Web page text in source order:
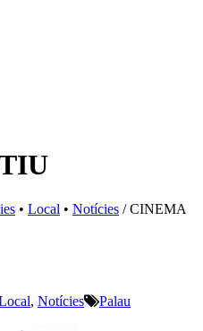
• Local • Notícies /CINEMA
, Notícies Palau